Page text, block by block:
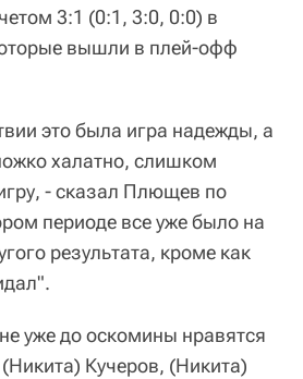
3:1 (0:1, 3:0, 0:0) в
вышли в плей-офф
это была игра надежды, а
халатно, слишком
- сказал Плющев по
периоде все уже было на
результата, кроме как
уже до оскомины нравятся
(Никита) Кучеров, (Никита)